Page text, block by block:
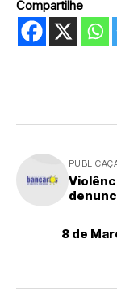
Compartilhe
8 de